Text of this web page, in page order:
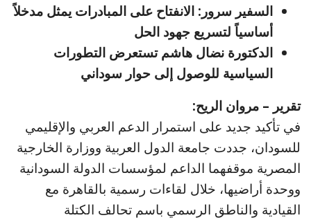
السفير سرور: الانفتاح على المبادرات يمثل مدخلاً
أساسياً لتسريع جهود الحل
الدكتورة نضال هاشم تستعرض التطورات
السياسية للوصول إلى حوار سوداني
تقرير – مروان الريح:
في تأكيد جديد على استمرار الدعم العربي والإقليمي
للسودان، جددت جامعة الدول العربية ووزارة الخارجية
المصرية موقفهما الداعم لمؤسسات الدولة السودانية
ووحدة أراضيها، خلال لقاءات رسمية بالقاهرة مع
القيادية والناطق الرسمي باسم تحالف الكتلة